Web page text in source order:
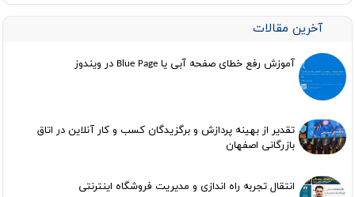
آخرین مقالات
آموزش رفع خطای صفحه آبی یا Blue Page در ویندوز
تقدیر از بهینه پردازش و برگزیدگان کسب و کار آنلاین در اتاق
بازرگانی اصفهان
انتقال تجربه راه اندازی و مدیریت فروشگاه اینترنتی